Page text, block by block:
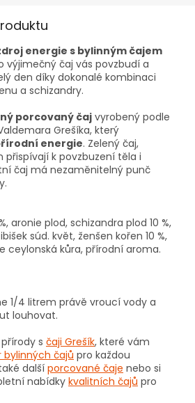
energie s bylinným čajem
výjimečný čaj vás povzbudí a
den díky dokonalé kombinaci
a schizandry.
porcovaný čaj vyrobený podle
Grešíka, který
energie. Zelený čaj,
přispívají k povzbuzení těla i
čaj má nezaměnitelný punč
aronie plod, schizandra plod 10 %,
súd. květ, ženšen kořen 10 %,
ceylonská kůra, přírodní aroma.
1/4 litrem právě vroucí vody a
louhovat.
s čaji Grešík, které vám
bylinných čajů pro každou
další porcované čaje nebo si
nabídkykvalitních čajů pro